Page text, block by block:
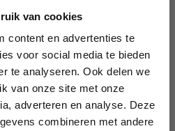
van cookies
content en advertenties te
voor social media te bieden
te analyseren. Ook delen we
van onze site met onze
adverteren en analyse. Deze
combineren met andere
- 2
- 40 x 22 x
profiteer je van
tot wel 70%.